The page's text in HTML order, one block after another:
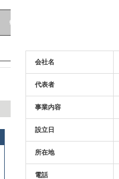
会社名
代表者
事業内容
設立日
所在地
電話